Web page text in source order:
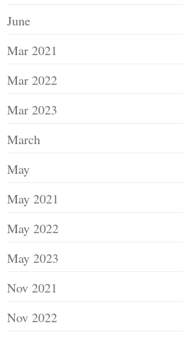
June
Mar 2021
Mar 2022
Mar 2023
March
May
May 2021
May 2022
May 2023
Nov 2021
Nov 2022